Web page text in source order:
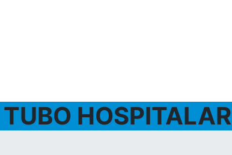
TUBO HOSPITALAR